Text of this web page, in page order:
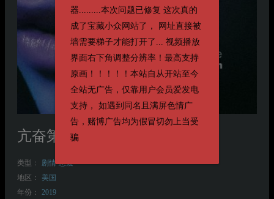
器.........本次问题已修复 这次真的
成了宝藏小众网站了， 网址直接被
墙需要梯子才能打开了... 视频播放
界面右下角调整分辨率！最高支持
原画！！！！！本站自从开站至今
全站无广告，仅靠用户会员爱发电
支持， 如遇到同名且满屏色情广
告，赌博广告均为假冒切勿上当受
骗
亢奋第一季
类型： 剧情 悬疑
地区：
美国
年份：
2019